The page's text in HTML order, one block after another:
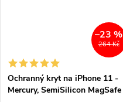
264 Kč
–23 %
Ochranný kryt na iPhone 11 -
Mercury, SemiSilicon MagSafe